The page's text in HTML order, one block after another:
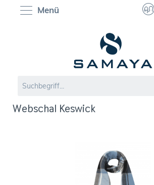
Menü
Webschal Keswick